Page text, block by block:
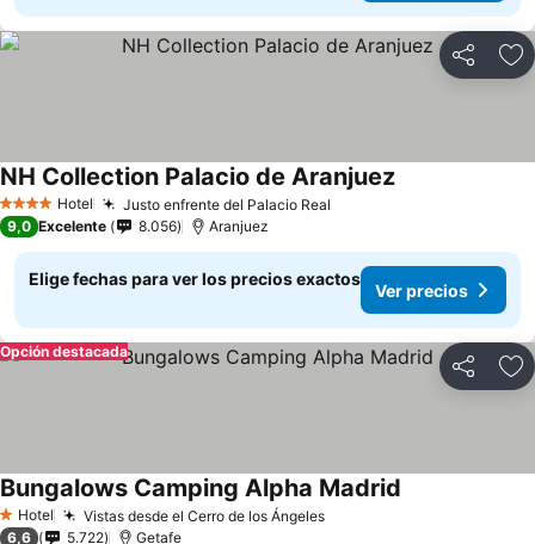
Compartir
4 EstrellasHotel Justo enfrente del Palacio Real
NH Collection Palacio de Aranjuez
9,0 Excelente 8.056 Aranjuez
Elige fechas para ver los precios exactos
Ver precios
Compartir
Opción destacada
1 Estrellas
Hotel Vistas desde el Cerro de los Ángeles
Bungalows Camping Alpha Madrid
6,6 5.722 Getafe